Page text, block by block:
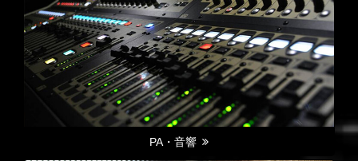
PA・音響